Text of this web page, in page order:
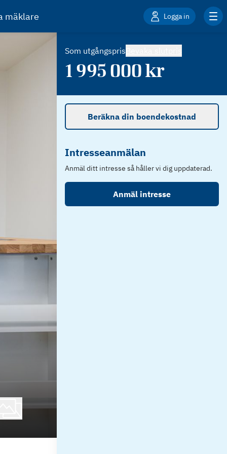
mäklare Logga in
Som utgångspris
1 995 000kr
Beräkna din boendekostnad
Intresseanmälan
Anmäl ditt intresse så håller vi dig uppdaterad.
Anmäl intresse